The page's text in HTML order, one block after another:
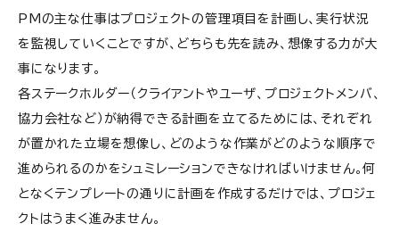
PMの主な仕事はプロジェクトの管理項目を計画し、実行状況
を監視していくことですが、どちらも先を読み、想像する力が大
事になります。
各ステークホルダー（クライアントやユーザ、プロジェクトメンバ、
協力会社など）が納得できる計画を立てるためには、それぞれ
が置かれた立場を想像し、どのような作業がどのような順序で
進められるのかをシュミレーションできなければいけません。何
となくテンプレートの通りに計画を作成するだけでは、プロジェ
クトはうまく進みません。